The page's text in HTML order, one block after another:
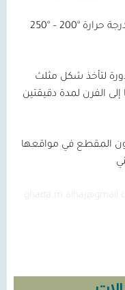
2. نضعها في فرن مُسخن مُسبقًا على درجة حرارة °200 – °250
لتأخذ شكل مثلث
الفرن لمدة دقيقتين
المقطع في مواقعها